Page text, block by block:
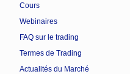
Cours
Webinaires
FAQ sur le trading
Termes de Trading
Actualités du Marché